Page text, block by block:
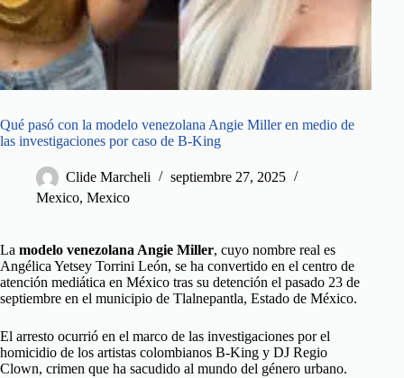
Qué pasó con la modelo venezolana Angie Miller en medio de
las investigaciones por caso de B-King
Clide Marcheli
septiembre 27, 2025
Mexico, Mexico
La modelo venezolana Angie Miller, cuyo nombre real es
Angélica Yetsey Torrini León, se ha convertido en el centro de
atención mediática en México tras su detención el pasado 23 de
septiembre en el municipio de Tlalnepantla, Estado de México.
El arresto ocurrió en el marco de las investigaciones por el
homicidio de los artistas colombianos B-King y DJ Regio
Clown, crimen que ha sacudido al mundo del género urbano.